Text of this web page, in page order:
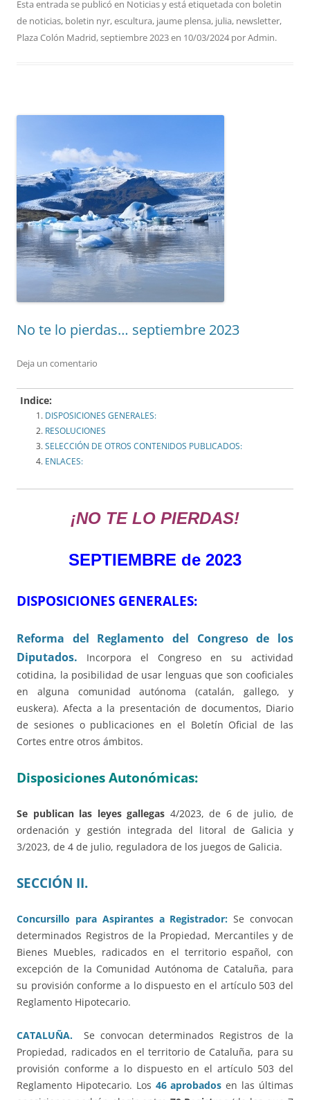
Esta entrada se publicó en Noticiasy está etiquetada con boletin
de noticias, boletin nyr,escultura, jaume plensa, julia, newsletter,
Plaza Colón Madrid,septiembre 2023en 10/03/2024porAdmin.
No te lo pierdas… septiembre 2023
Deja un comentario
Indice:
DISPOSICIONES GENERALES:
RESOLUCIONES
SELECCIÓN DE OTROS CONTENIDOS PUBLICADOS:
ENLACES:
¡NO TE LO PIERDAS!
SEPTIEMBRE de 2023
DISPOSICIONES GENERALES:
Reforma del Reglamento del Congreso de los
Diputados.
Incorpora el Congreso en su actividad
cotidina, la posibilidad de usar lenguas que son cooficiales
en alguna comunidad autónoma (catalán, gallego, y
euskera). Afecta a la presentación de documentos, Diario
de sesiones o publicaciones en el Boletín Oficial de las
Cortes entre otros ámbitos.
Disposiciones Autonómicas:
Se publican las leyes gallegas 4/2023, de 6 de julio, de
ordenación y gestión integrada del litoral de Galicia y
3/2023, de 4 de julio, reguladora de los juegos de Galicia.
SECCIÓN II.
Concursillo para Aspirantes a Registrador: Se convocan
determinados Registros de la Propiedad, Mercantiles y de
Bienes Muebles, radicados en el territorio español, con
excepción de la Comunidad Autónoma de Cataluña, para
su provisión conforme a lo dispuesto en el artículo 503 del
Reglamento Hipotecario.
CATALUÑA.
Se convocan determinados Registros de la
Propiedad, radicados en el territorio de Cataluña, para su
provisión conforme a lo dispuesto en el artículo 503 del
Reglamento Hipotecario. Los 46 aprobados en las últimas